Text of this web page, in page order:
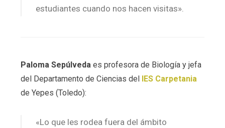
estudiantes cuando nos hacen visitas».
Paloma Sepúlvedaes profesora de Biología y jefa
del Departamento de Ciencias del
IES Carpetania
de Yepes (Toledo):
«Lo que les rodea fuera del ámbito